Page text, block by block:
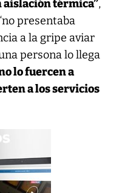
aislación térmica”,
presentaba
a la gripe aviar
persona lo llega
lo fuercen a
a los servicios